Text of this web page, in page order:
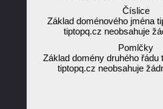
Číslice
Základ doménového jména
tiptopq.cz neobsahuje
Pomlčky
Základ domény druhého řádu
tiptopq.cz neobsahuje